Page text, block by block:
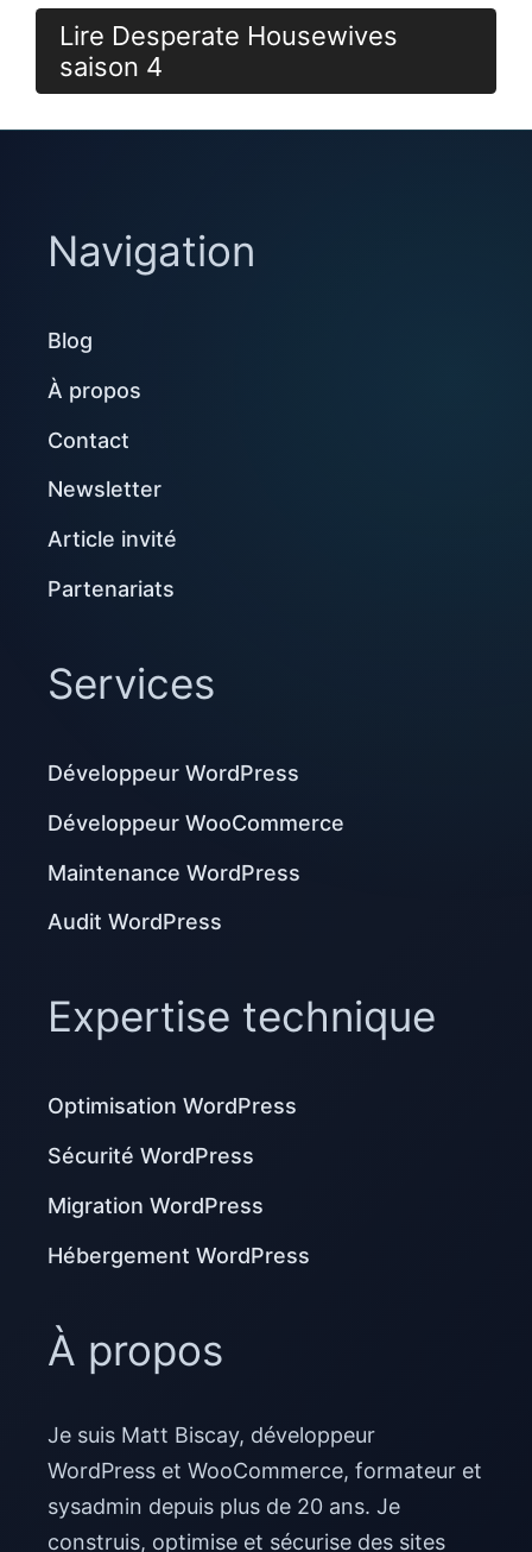
Lire Desperate Housewives
saison 4
Navigation
Blog
À propos
Contact
Newsletter
Article invité
Partenariats
Services
Développeur WordPress
Développeur WooCommerce
Maintenance WordPress
Audit WordPress
Expertise technique
Optimisation WordPress
Sécurité WordPress
Migration WordPress
Hébergement WordPress
À propos
Je suis Matt Biscay, développeur
WordPress et WooCommerce, formateur et
sysadmin depuis plus de 20 ans. Je
construis, optimise et sécurise des sites